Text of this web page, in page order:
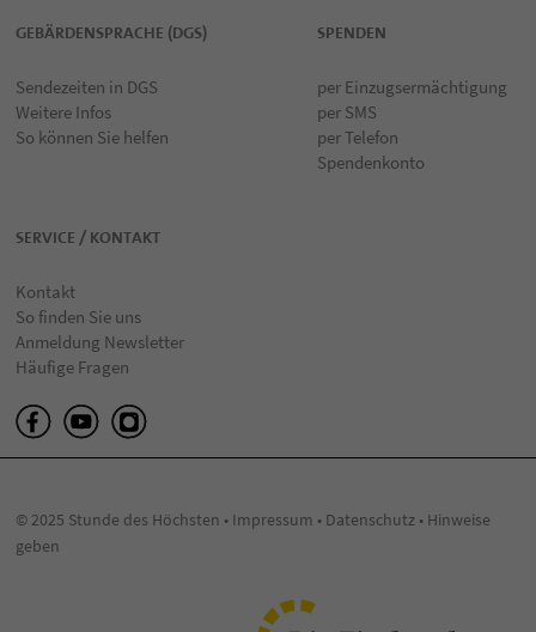
GEBÄRDENSPRACHE (DGS)
Sendezeiten in DGS
Weitere Infos
So können Sie helfen
SPENDEN
per Einzugsermächtigung
per SMS
per Telefon
Spendenkonto
SERVICE / KONTAKT
Kontakt
So finden Sie uns
Anmeldung Newsletter
Häufige Fragen
© 2025 Stunde des Höchsten • Impressum • Datenschutz • Hinweise
geben